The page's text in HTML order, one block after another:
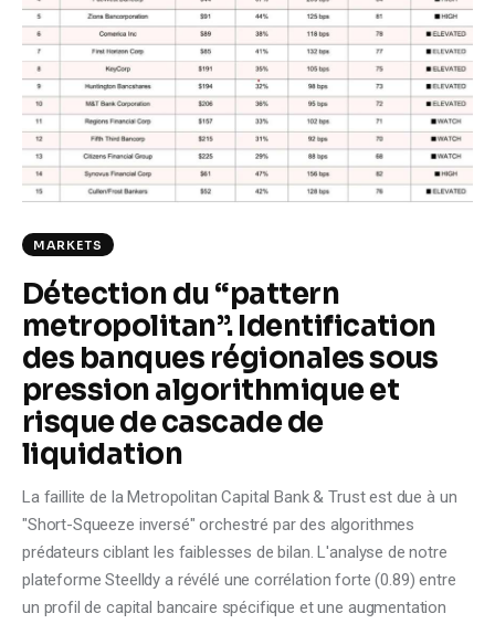
Climate
Markets
Tech
Reports
Shop
MARKETS
Détection du “pattern
metropolitan”. Identification
des banques régionales sous
pression algorithmique et
risque de cascade de
liquidation
La faillite de la Metropolitan Capital Bank & Trust est due à un
"Short-Squeeze inversé" orchestré par des algorithmes
prédateurs ciblant les faiblesses de bilan. L'analyse de notre
plateforme Steelldy a révélé une corrélation forte (0.89) entre
un profil de capital bancaire spécifique et une augmentation